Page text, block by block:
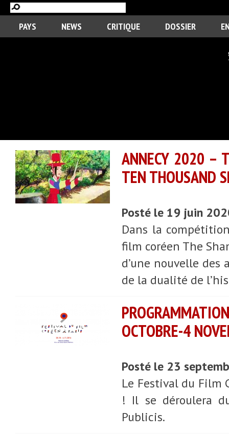
PAYS NEWS CRITIQUE DOSSIER
ANNECY 2020 –
TEN THOUSAND
Posté le 19 juin
Dans la
film coréen The
d’une nouvelle des
de la dualité de
OCTOBRE-4
Posté le 23
Le Festival du Film
! Il se déroulera
Publicis.